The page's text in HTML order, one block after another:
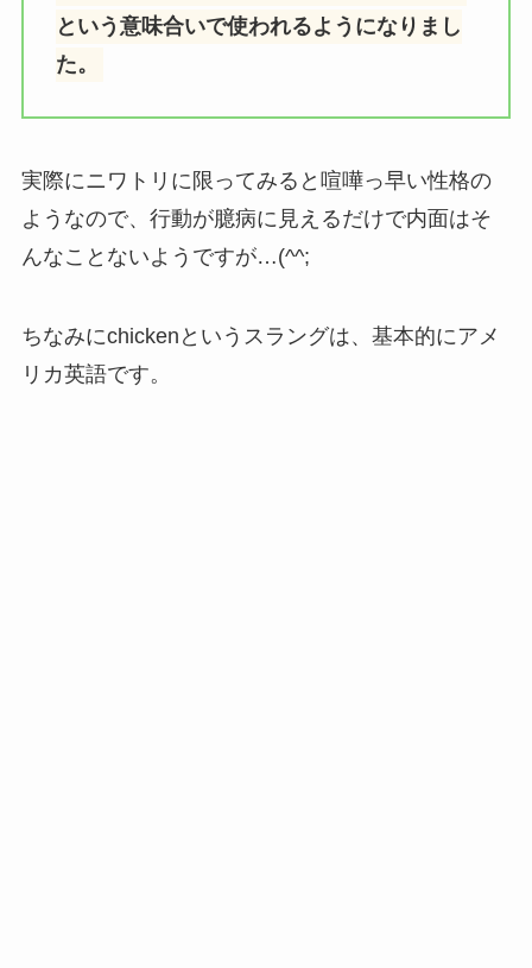
という意味合いで使われるようになりまし
た。
実際にニワトリに限ってみると喧嘩っ早い性格の
ようなので、行動が臆病に見えるだけで内面はそ
んなことないようですが…(^^;
ちなみにchickenというスラングは、基本的にアメ
リカ英語です。